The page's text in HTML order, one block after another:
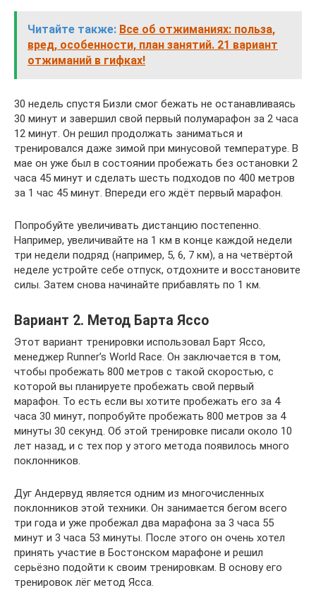
Читайте также: Все об отжиманиях: польза,
вред, особенности, план занятий. 21 вариант
отжиманий в гифках!
30 недель спустя Бизли смог бежать не останавливаясь
30 минут и завершил свой первый полумарафон за 2 часа
12 минут. Он решил продолжать заниматься и
тренировался даже зимой при минусовой температуре. В
мае он уже был в состоянии пробежать без остановки 2
часа 45 минут и сделать шесть подходов по 400 метров
за 1 час 45 минут. Впереди его ждёт первый марафон.
Попробуйте увеличивать дистанцию постепенно.
Например, увеличивайте на 1 км в конце каждой недели
три недели подряд (например, 5, 6, 7 км), а на четвёртой
неделе устройте себе отпуск, отдохните и восстановите
силы. Затем снова начинайте прибавлять по 1 км.
Вариант 2. Метод Барта Яссо
Этот вариант тренировки использовал Барт Яссо,
менеджер Runner’s World Race. Он заключается в том,
чтобы пробежать 800 метров с такой скоростью, с
которой вы планируете пробежать свой первый
марафон. То есть если вы хотите пробежать его за 4
часа 30 минут, попробуйте пробежать 800 метров за 4
минуты 30 секунд. Об этой тренировке писали около 10
лет назад, и с тех пор у этого метода появилось много
поклонников.
Дуг Андервуд является одним из многочисленных
поклонников этой техники. Он занимается бегом всего
три года и уже пробежал два марафона за 3 часа 55
минут и 3 часа 53 минуты. После этого он очень хотел
принять участие в Бостонском марафоне и решил
серьёзно подойти к своим тренировкам. В основу его
тренировок лёг метод Ясса.